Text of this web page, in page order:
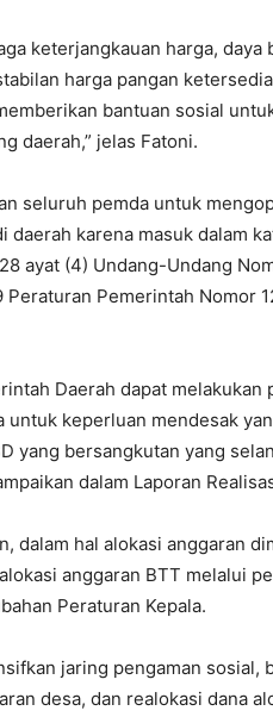
keterjangkauan harga, daya
harga pangan
bantuan sosial
daerah,” jelas Fatoni.
seluruh pemda untuk
daerah karena masuk dalam
ayat (4) Undang-Undang
Peraturan Pemerintah Nomor
Daerah dapat
untuk keperluan mendesak
yang bersangkutan yang
dalam Laporan
dalam hal alokasi anggaran
anggaran BTT melalui
Peraturan Kepala.
jaring pengaman sosial,
desa, dan realokasi dana